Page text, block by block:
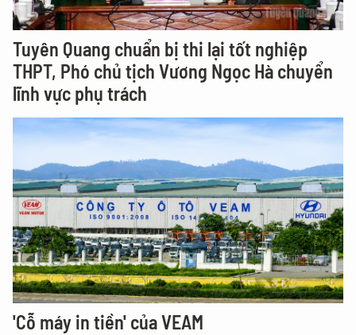
Tuyên Quang chuẩn bị thi lại tốt nghiệp
THPT, Phó chủ tịch Vương Ngọc Hà chuyển
lĩnh vực phụ trách
'Cỗ máy in tiền' của VEAM